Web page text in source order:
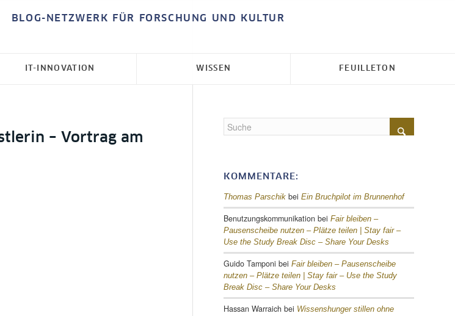
BLOG-NETZWERK FÜR FORSCHUNG UND KULTUR
IT-INNOVATION WISSEN FEUILLETON
– Vortrag am
KOMMENTARE:
Thomas Parschik bei Ein Bruchpilot im Brunnenhof
Benutzungskommunikation bei Fair bleiben –
Pausenscheibe nutzen – Plätze teilen | Stay fair –
Use the Study Break Disc – Share Your Desks
Guido Tamponi bei Fair bleiben – Pausenscheibe
nutzen – Plätze teilen | Stay fair – Use the Study
Break Disc – Share Your Desks
Hassan Warraich bei Wissenshunger stillen ohne